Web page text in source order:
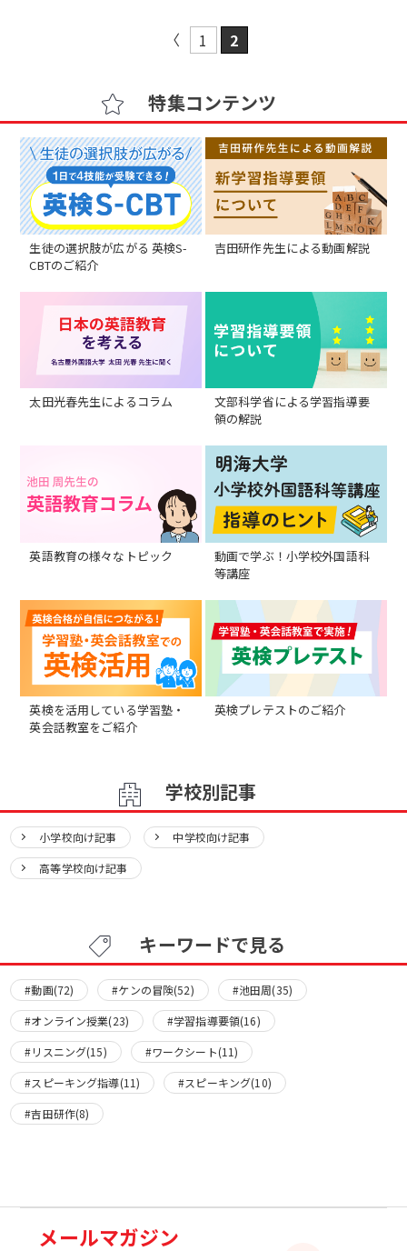
1 2
特集コンテンツ
生徒の選択肢が広がる 英検S-
CBTのご紹介
吉田研作先生による動画解説
太田光春先生によるコラム
文部科学省による学習指導要
領の解説
英語教育の様々なトピック
動画で学ぶ！小学校外国語科
等講座
英検を活用している学習塾・
英会話教室をご紹介
英検プレテストのご紹介
学校別記事
小学校向け記事
中学校向け記事
高等学校向け記事
キーワードで見る
#動画(72) #ケンの冒険(52)
#池田周(35)
#オンライン授業(23)
#学習指導要領(16)
#リスニング(15)
#ワークシート(11)
#スピーキング指導(11)
#スピーキング(10)
#吉田研作(8)
メールマガジン